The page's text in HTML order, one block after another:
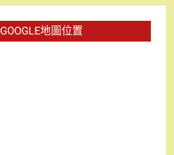
GOOGLE地圖位置